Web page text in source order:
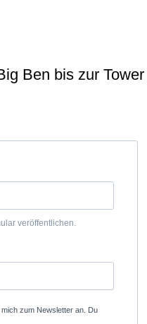
Ben bis zur
veröffentlichen.
zum Newsletter an. Du